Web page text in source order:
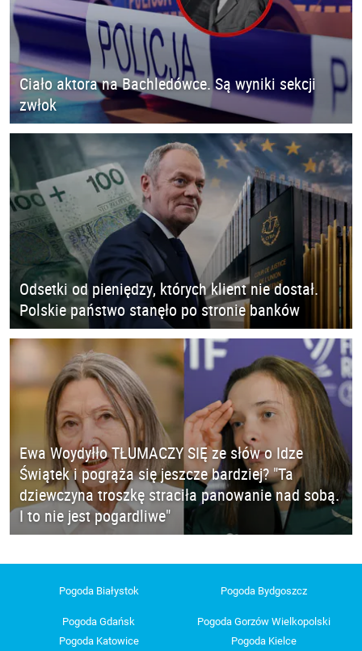
Ciało aktora na Bachledówce. Są wyniki sekcji
zwłok
Odsetki od pieniędzy, których klient nie dostał.
Polskie państwo stanęło po stronie banków
Ewa Woydyłło TŁUMACZY SIĘ ze słów o Idze
Świątek i pogrąża się jeszcze bardziej? "Ta
dziewczyna troszkę straciła panowanie nad sobą.
I to nie jest pogardliwe"
Pogoda Białystok Pogoda Bydgoszcz
Pogoda Gdańsk
Pogoda Gorzów Wielkopolski
Pogoda Katowice
Pogoda Kielce